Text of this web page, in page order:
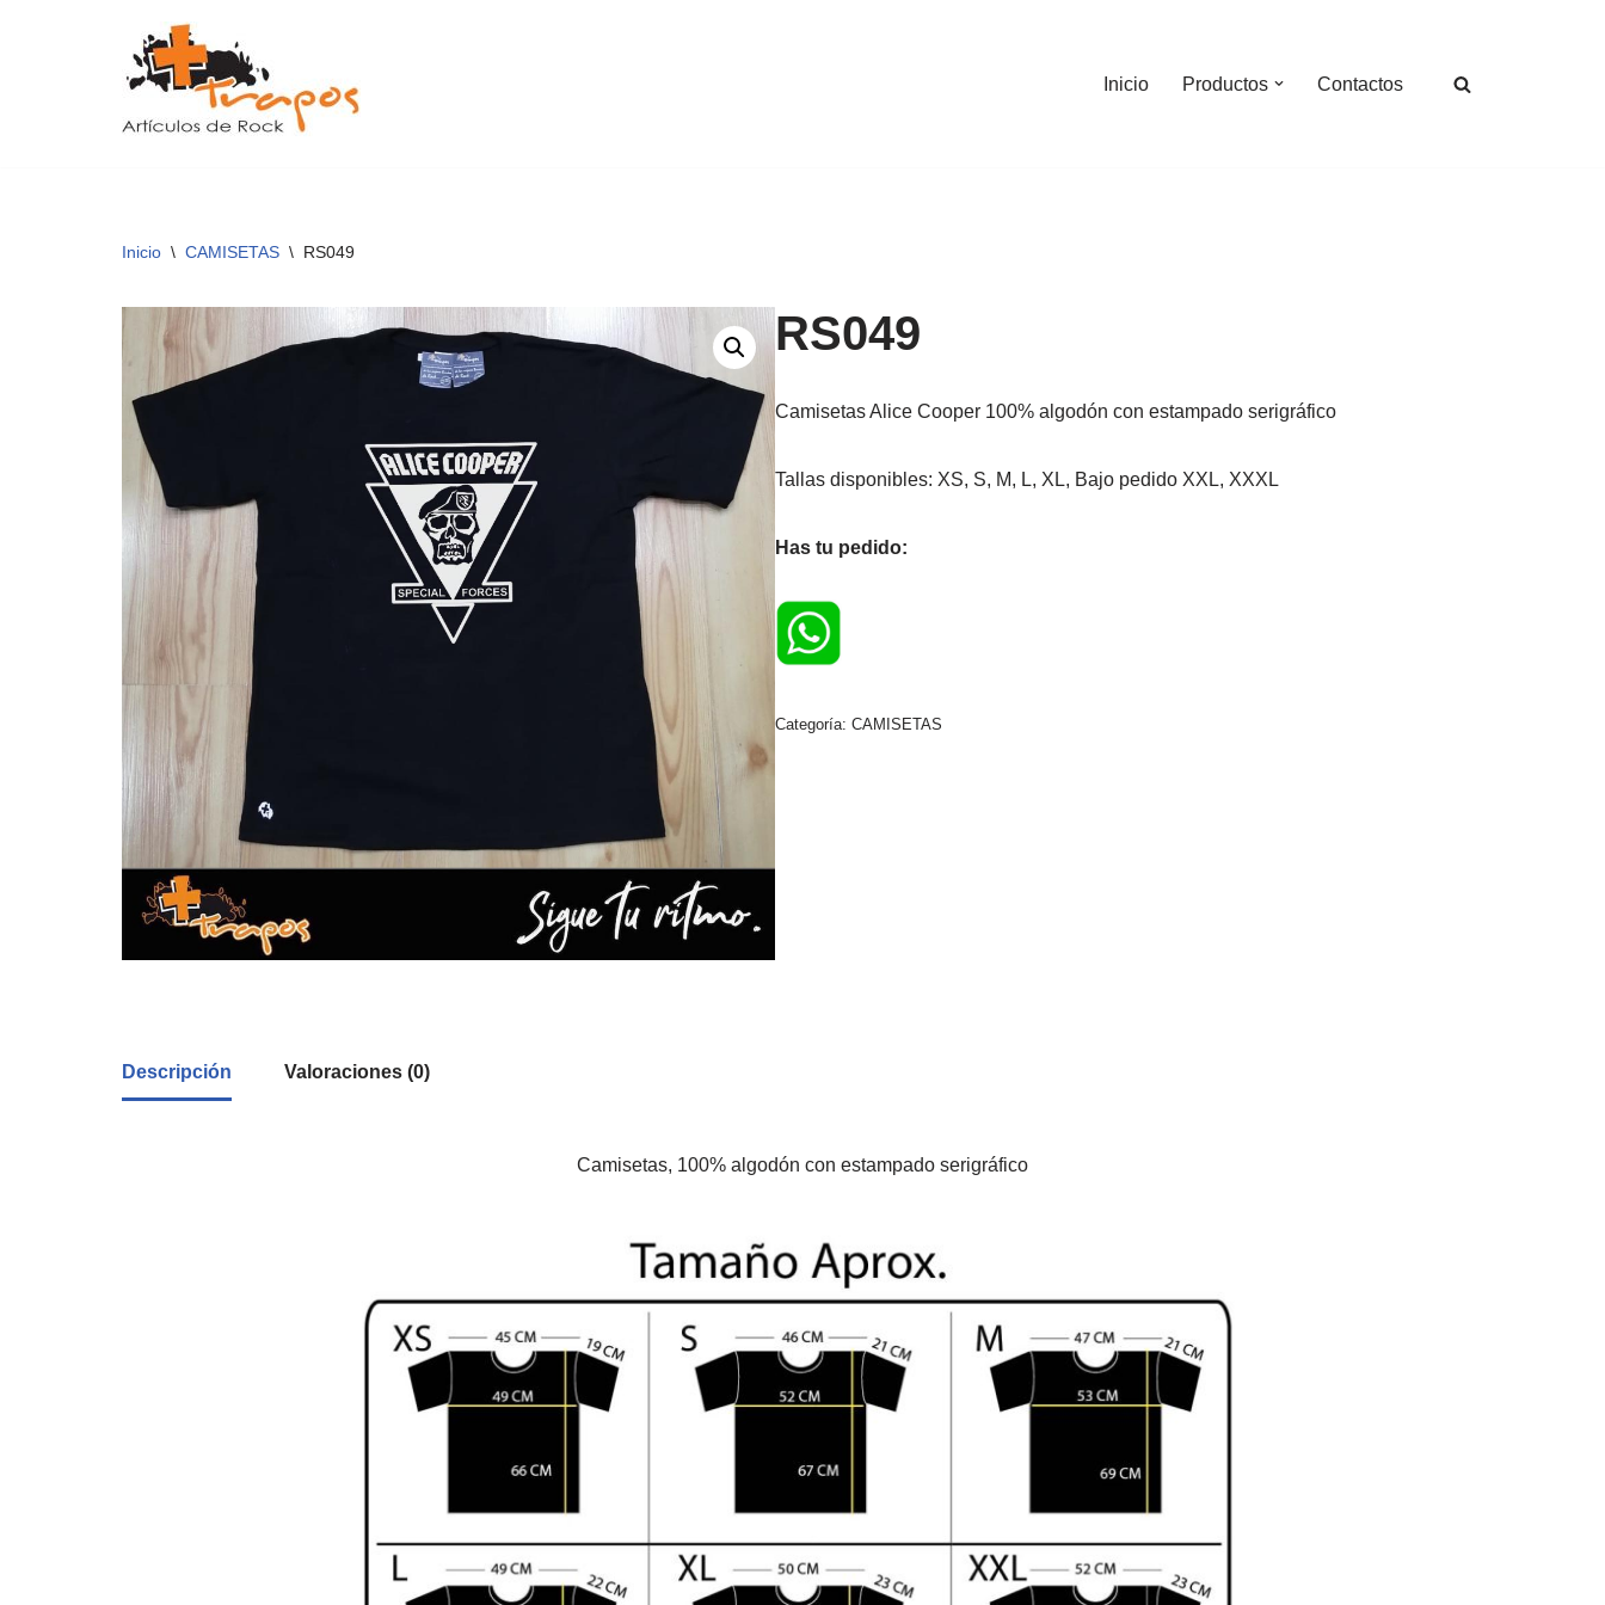
Inicio Productos Contactos
Inicio \ CAMISETAS \ RS049
RS049
Camisetas Alice Cooper 100% algodón con estampado serigráfico
Tallas disponibles: XS, S, M, L, XL, Bajo pedido XXL, XXXL
Has tu pedido:
Categoría:CAMISETAS
Descripción Valoraciones (0)
Camisetas, 100% algodón con estampado serigráfico